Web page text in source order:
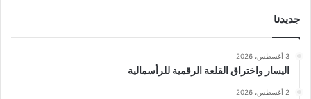
جديدنا
3 أغسطس، 2026
اليسار واختراق القلعة الرقمية للرأسمالية
2 أغسطس، 2026